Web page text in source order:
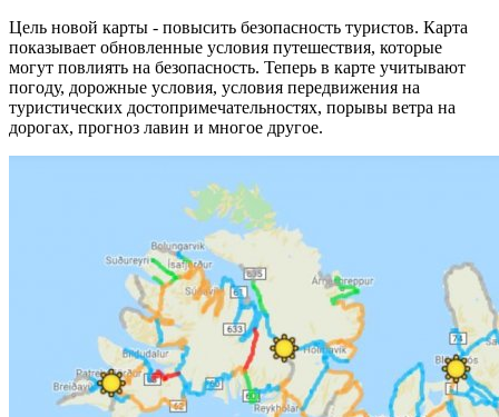
Цель новой карты - повысить безопасность туристов. Карта
показывает обновленные условия путешествия, которые
могут повлиять на безопасность. Теперь в карте учитывают
погоду, дорожные условия, условия передвижения на
туристических достопримечательностях, порывы ветра на
дорогах, прогноз лавин и многое другое.